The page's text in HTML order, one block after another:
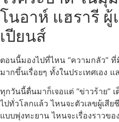
โนอาห์ แฮรารี ผู้
เปียนส์
ตอนนี้มองไปที่ไหน “ความกลัว”
มากขึ้นเรื่อยๆ ทั้งในประเทศเอง
ทุกวันนี้ตื่นมาก็เจอแต่ “ข่าวร้าย”
ไปทั่วโลกแล้ว ไหนจะตัวเลขผู้เสี
แบบพุ่งทะยาน ไหนจะเรื่องราวข